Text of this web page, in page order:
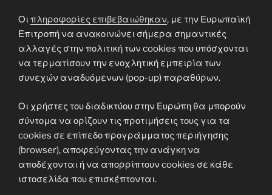
Οιπληροφορίες επιβεβαιώθηκαν, με την Ευρωπαϊκή
Επιτροπή να ανακοινώνει σήμερα σημαντικές
αλλαγές στην πολιτική των cookies που υπόσχονται
να τερματίσουν την ενοχλητική εμπειρία των
συνεχών αναδυόμενων (pop-up) παραθύρων.
Οι χρήστες του διαδικτύου στην Ευρώπη θα μπορούν
σύντομα να ορίζουν τις προτιμήσεις τους για τα
cookies σε επίπεδο προγράμματος περιήγησης
(browser), αποφεύγοντας την ανάγκη να
αποδέχονται ή να απορρίπτουν cookies σε κάθε
ιστοσελίδα που επισκέπτονται.